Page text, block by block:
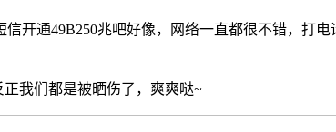
开通49B250兆吧好像，网络一直都很不错，打
我们都是被晒伤了，爽爽哒~